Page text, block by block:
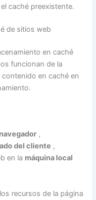
caché preexistente.
de sitios web
en caché
funcionan de la
contenido en caché en
,
del cliente ,
en la máquina local
recursos de la página